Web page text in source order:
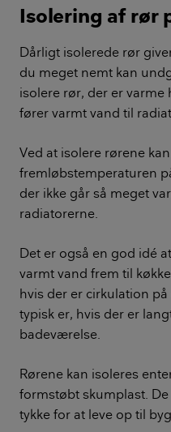
Isolering af rør
Dårligt isolerede rør
du meget nemt kan
isolere rør, der er varme
fører varmt vand til
Ved at isolere rørene
fremløbstemperaturen
der ikke går så meget
radiatorerne.
Det er også en god idé
varmt vand frem til
hvis der er cirkulation
typisk er, hvis der er
badeværelse.
Rørene kan isoleres
formstøbt skumplast.
tykke for at leve op til